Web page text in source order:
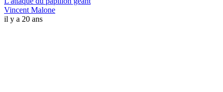
Vincent Malone
il y a 20 ans